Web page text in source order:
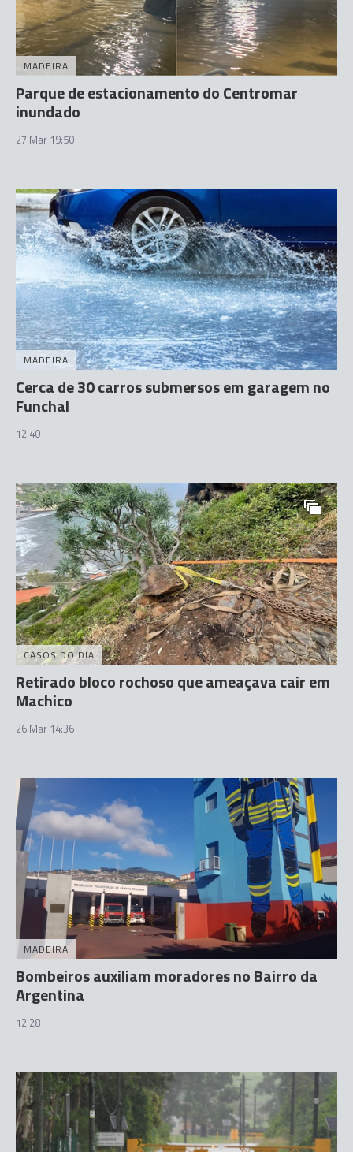
MADEIRA
Parque de estacionamento do Centromar
inundado
27 Mar 19:50
MADEIRA
Cerca de 30 carros submersos em garagem no
Funchal
12:40
CASOS DO DIA
Retirado bloco rochoso que ameaçava cair em
Machico
26 Mar 14:36
MADEIRA
Bombeiros auxiliam moradores no Bairro da
Argentina
12:28